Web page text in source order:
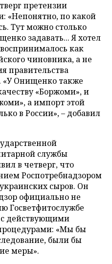
претензии
«Непонятно, по какой
Тут можно столько
задавать... Я хотел
как
чиновника, а не
правительства
«У Онищенко также
«Боржоми», и
а импорт этой
в России», – добавил
службы
в четверг, что
Роспотребнадзором
сыров. Он
официально не
Госветфитослужбе
с действующими
«Мы бы
были бы
меры».